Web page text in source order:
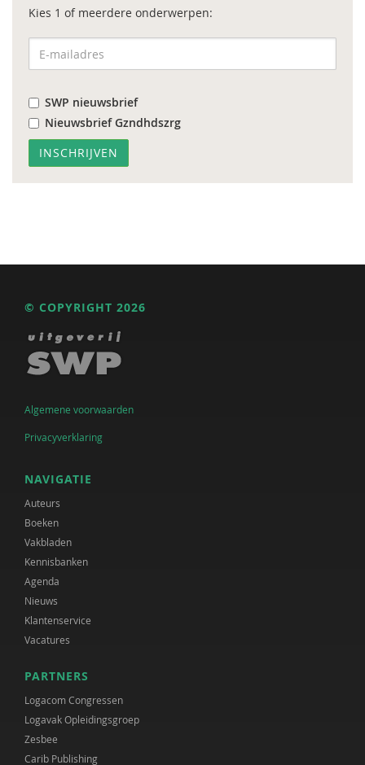
Kies 1 of meerdere onderwerpen:
SWP nieuwsbrief
Nieuwsbrief Gzndhdszrg
© COPYRIGHT 2026
Algemene voorwaarden
Privacyverklaring
NAVIGATIE
Auteurs
Boeken
Vakbladen
Kennisbanken
Agenda
Nieuws
Klantenservice
Vacatures
PARTNERS
Logacom Congressen
Logavak Opleidingsgroep
Zesbee
Carib Publishing